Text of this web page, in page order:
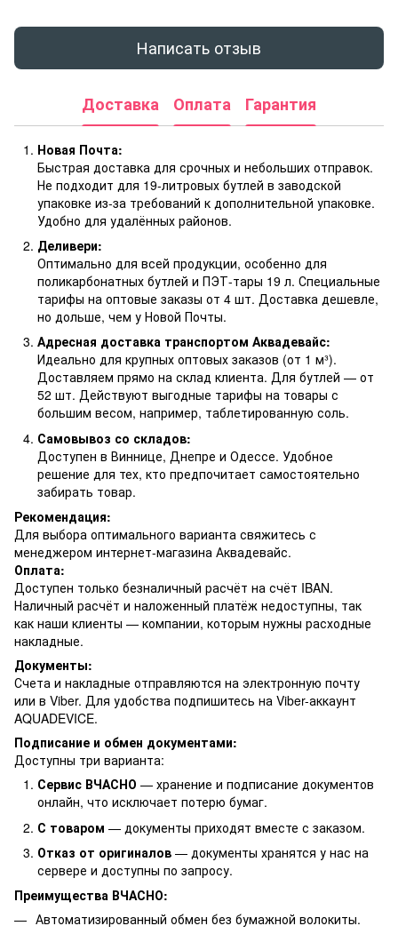
Написать отзыв
Доставка Оплата Гарантия
Новая Почта:
Быстрая доставка для срочных и небольших отправок.
Не подходит для 19-литровых бутлей в заводской
упаковке из-за требований к дополнительной упаковке.
Удобно для удалённых районов.
Деливери:
Оптимально для всей продукции, особенно для
поликарбонатных бутлей и ПЭТ-тары 19 л. Специальные
тарифы на оптовые заказы от 4 шт. Доставка дешевле,
но дольше, чем у Новой Почты.
Адресная доставка транспортом Аквадевайс:
Идеально для крупных оптовых заказов (от 1 м³).
Доставляем прямо на склад клиента. Для бутлей — от
52 шт. Действуют выгодные тарифы на товары с
большим весом, например, таблетированную соль.
Самовывоз со складов:
Доступен в Виннице, Днепре и Одессе. Удобное
решение для тех, кто предпочитает самостоятельно
забирать товар.
Рекомендация:
Для выбора оптимального варианта свяжитесь с
менеджером интернет-магазина Аквадевайс.
Оплата:
Доступен только безналичный расчёт на счёт IBAN.
Наличный расчёт и наложенный платёж недоступны, так
как наши клиенты — компании, которым нужны расходные
накладные.
Документы:
Счета и накладные отправляются на электронную почту
или в Viber. Для удобства подпишитесь на Viber-аккаунт
AQUADEVICE.
Подписание и обмен документами:
Доступны три варианта:
Сервис ВЧАСНО — хранение и подписание документов
онлайн, что исключает потерю бумаг.
С товаром — документы приходят вместе с заказом.
Отказ от оригиналов — документы хранятся у нас на
сервере и доступны по запросу.
Преимущества ВЧАСНО:
Автоматизированный обмен без бумажной волокиты.